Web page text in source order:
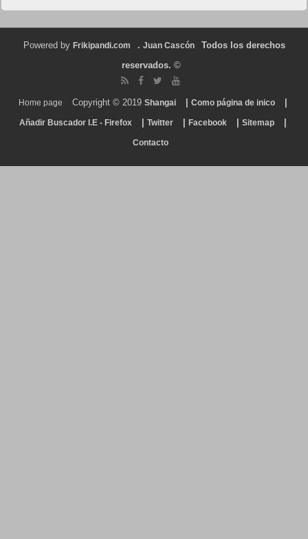
Powered by Frikipandi.com . Juan Cascón
Todos los derechos
reservados. ©
Home page Copyright © 2019 Shangai Como página de inico
Añadir Buscador I.E - Firefox Twitter Facebook Sitemap
Contacto